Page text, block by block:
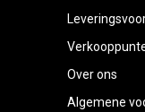
Over ons
Algemene